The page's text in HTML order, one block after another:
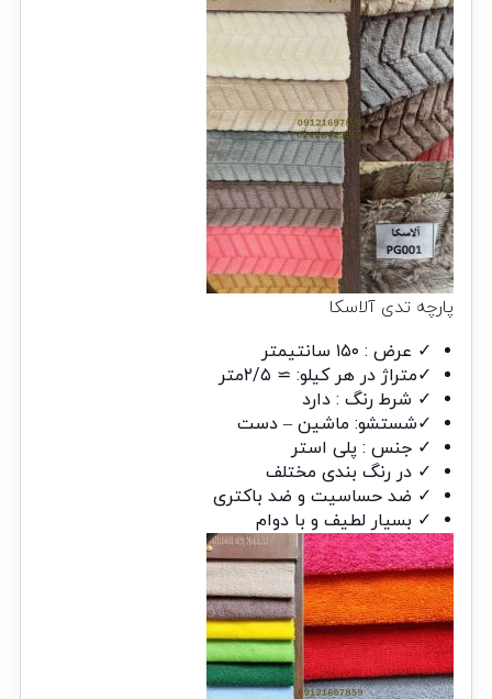
پارچه تدی آلاسکا
✓ عرض : ۱۵۰ سانتیمتر
✓متراژ در هر کیلو: ≃ ۲/۵متر
✓ شرط رنگ : دارد
✓شستشو: ماشین – دست
✓ جنس : پلی استر
✓ در رنگ بندی مختلف
✓ ضد حساسیت و ضد باکتری
✓ بسیار لطیف و با دوام